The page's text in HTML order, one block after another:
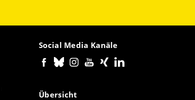
Social Media Kanäle
Übersicht